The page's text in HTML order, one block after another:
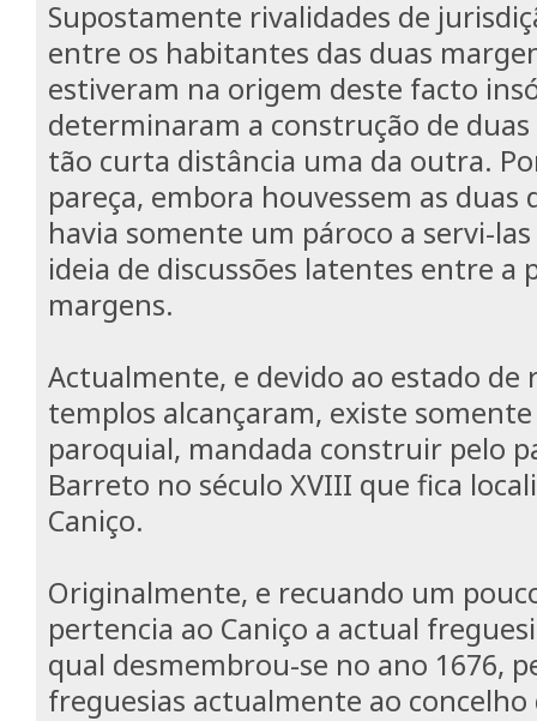
Supostamente rivalidades de
entre os habitantes das duas
estiveram na origem deste facto
determinaram a construção de
tão curta distância uma da outra.
pareça, embora houvessem as duas
havia somente um pároco a servi-
ideia de discussões latentes entre a
margens.
Actualmente, e devido ao estado de
templos alcançaram, existe
paroquial, mandada construir pelo
Barreto no século XVIII que fica
Caniço.
Originalmente, e recuando um
pertencia ao Caniço a actual
qual desmembrou-se no ano 1676,
freguesias actualmente ao concelho